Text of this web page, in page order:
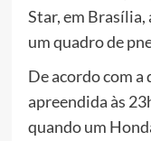
Star, em
um quadro de
De acordo com a
apreendida às
quando um